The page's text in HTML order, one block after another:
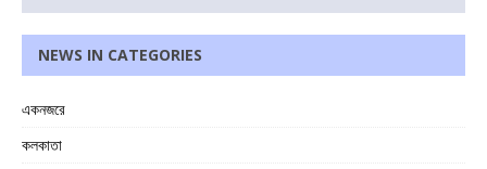
NEWS IN CATEGORIES
একনজরে
কলকাতা